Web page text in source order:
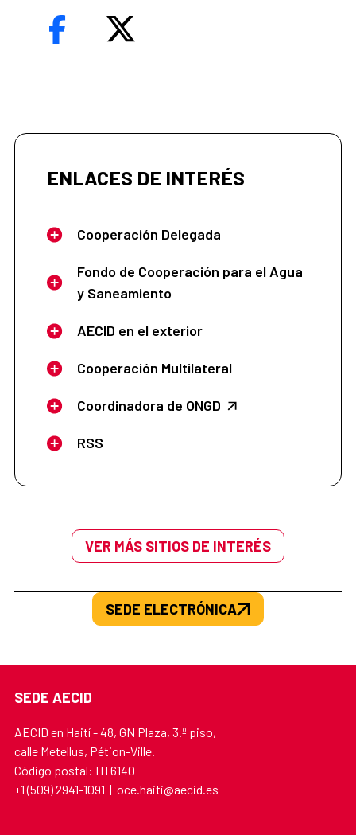
ENLACES DE INTERÉS
Cooperación Delegada
Fondo de Cooperación para el Agua
y Saneamiento
AECID en el exterior
Cooperación Multilateral
Coordinadora de ONGD
RSS
VER MÁS SITIOS DE INTERÉS
SEDE ELECTRÓNICA
SEDE AECID
AECID en Haití - 48, GN Plaza, 3.º piso,
calle Metellus, Pétion-Ville.
Código postal: HT6140
+1 (509) 2941-1091 | oce.haiti@aecid.es